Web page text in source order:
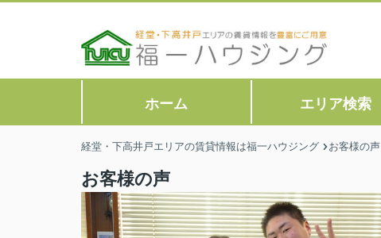
ホーム エリア検索
経堂・下高井戸エリアの賃貸情報は福一ハウジング お客様の声
お客様の声